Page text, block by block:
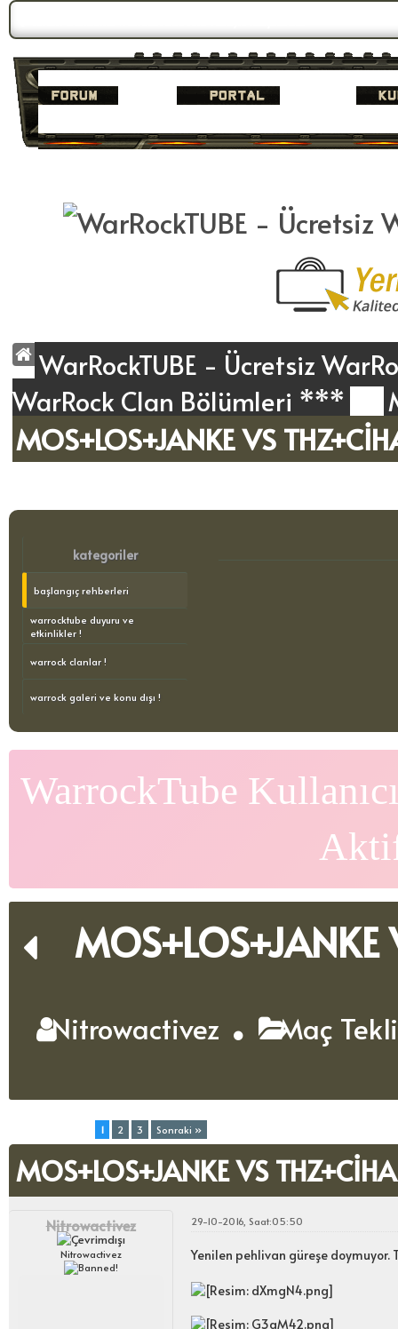
WarRockTUBE - Ücretsiz
WarRock Clan Bölümleri ***
MOS+LOS+JANKE VS
kategoriler
başlangıç rehberleri
warrocktube duyuru ve
etkinlikler !
warrock clanlar !
warrock galeri ve konu dışı !
WarrockTube
Nitrowactivez Maç
1 2 3 Sonraki »
MOS+LOS+JANKE VS
Nitrowactivez
Nitrowactivez
29-10-2016, Saat:05:50
Yenilen pehlivan güreşe doymuyor.